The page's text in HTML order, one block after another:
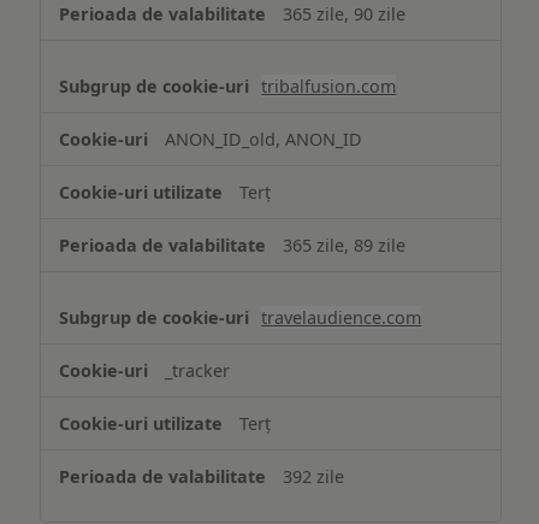
365 zile, 90 zile
tribalfusion.com
ANON_ID_old, ANON_ID
Terț
365 zile, 89 zile
travelaudience.com
_tracker
Terț
392 zile